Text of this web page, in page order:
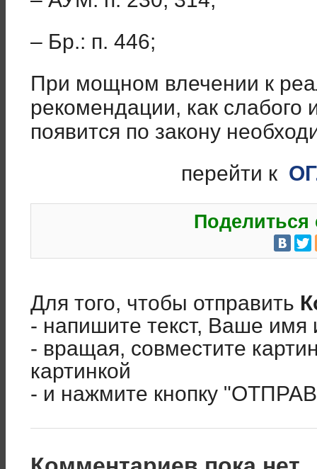
– Бр.: п. 446;
При мощном влечении к
рекомендации, как слабого
появится по закону
перейти к
Поделиться
Для того, чтобы отправить
- напишите текст, Ваше имя
- вращая, совместите
картинкой
- и нажмите кнопку